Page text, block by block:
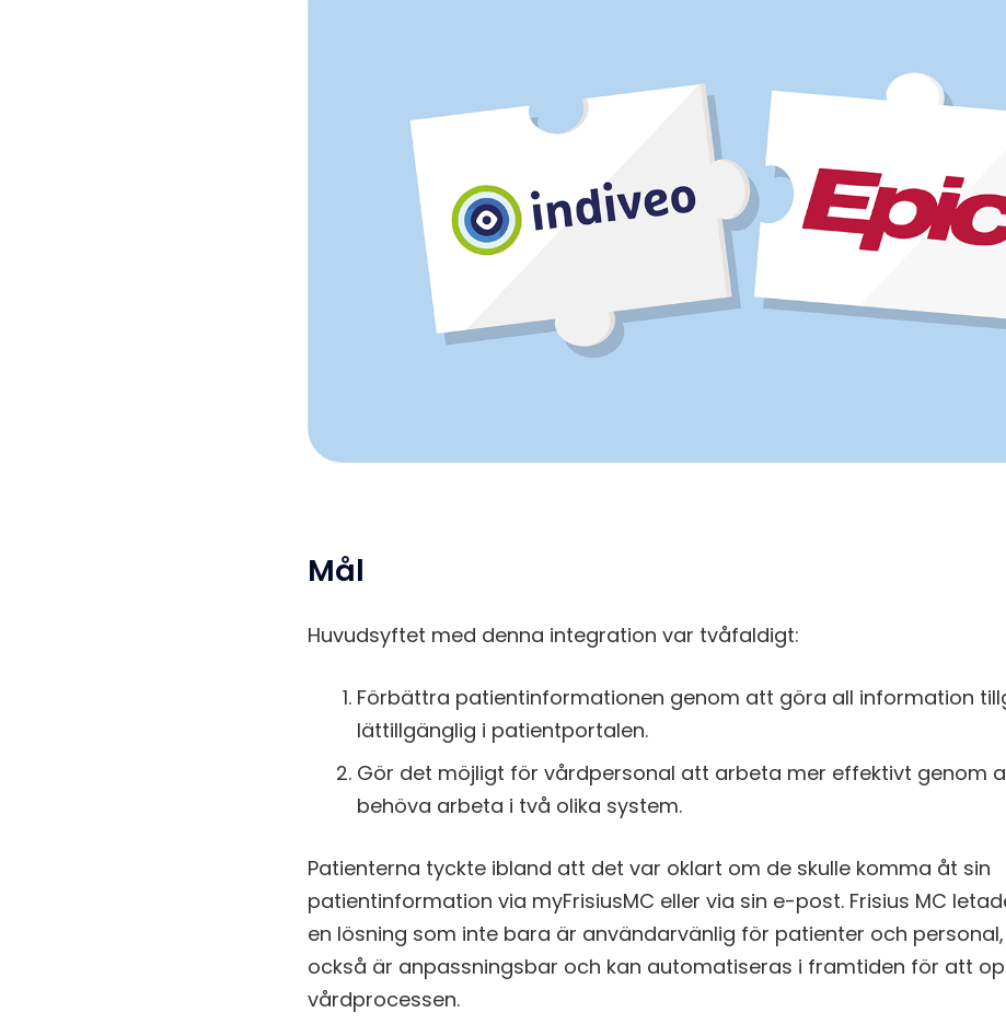
Mål
Huvudsyftet med denna integration var tvåfaldigt:
Förbättra patientinformationen genom att göra all information
lättillgänglig i patientportalen.
Gör det möjligt för vårdpersonal att arbeta mer effektivt genom
behöva arbeta i två olika system.
Patienterna tyckte ibland att det var oklart om de skulle komma åt sin
patientinformation via myFrisiusMC eller via sin e-post. Frisius MC
en lösning som inte bara är användarvänlig för patienter och
också är anpassningsbar och kan automatiseras i framtiden för att
vårdprocessen.